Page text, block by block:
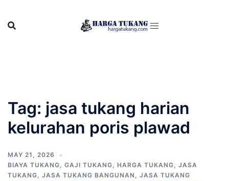
content
Tag: jasa tukang harian
kelurahan poris plawad
MAY 21, 2026
BIAYA TUKANG, GAJI TUKANG, HARGA TUKANG, JASA
TUKANG, JASA TUKANG BANGUNAN , JASA TUKANG